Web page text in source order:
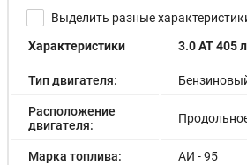
Выделить разные
Характеристики
3.0 AT 405
Тип двигателя:
Расположение
двигателя:
Марка топлива: АИ - 95